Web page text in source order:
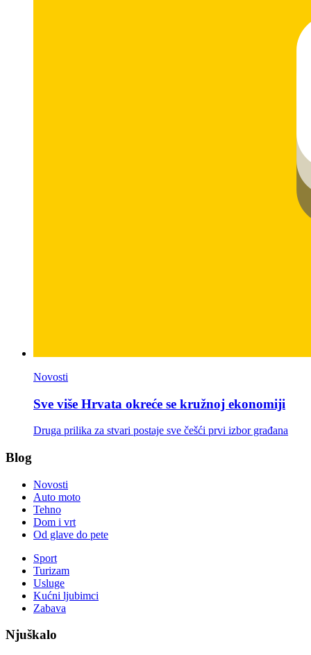
Novosti
Sve više Hrvata okreće se kružnoj ekonomiji
Druga prilika za stvari postaje sve češći prvi izbor građana
Blog
Novosti
Auto moto
Tehno
Dom i vrt
Od glave do pete
Sport
Turizam
Usluge
Kućni ljubimci
Zabava
Njuškalo